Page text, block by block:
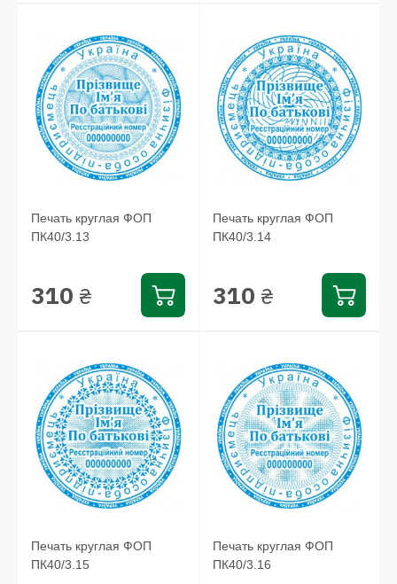
Печать круглая ФОП
ПК40/3.13
310 ₴
Печать круглая ФОП
ПК40/3.14
310 ₴
Печать круглая ФОП
ПК40/3.15
Печать круглая ФОП
ПК40/3.16